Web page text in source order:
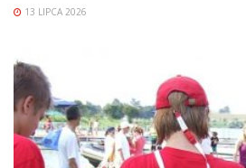
13 LIPCA 2026